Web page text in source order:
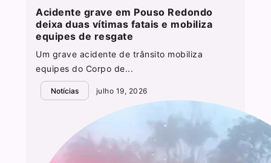
Acidente grave em Pouso Redondo
deixa duas vítimas fatais e mobiliza
equipes de resgate
Um grave acidente de trânsito mobiliza
equipes do Corpo de...
Notícias julho 19, 2026